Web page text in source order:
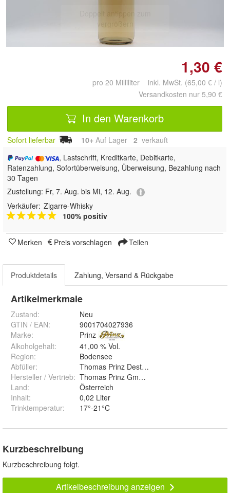
Doppelt antippen zum
1,30 €
pro 20 Milliliter inkl. MwSt. (65,00 € / l)
Versandkosten nur 5,90 €
In den Warenkorb
Sofort lieferbar 10+ Auf Lager 2 verkauft
, Lastschrift, Kreditkarte, Debitkarte,
Ratenzahlung, Sofortüberweisung, Überweisung, Bezahlung nach
30 Tagen
Zustellung: Fr, 7. Aug. bis Mi, 12. Aug.
Verkäufer: Zigarre-Whisky
100% positiv
Merken Preis vorschlagen Teilen
Produktdetails Zahlung, Versand & Rückgabe
Artikelmerkmale
Zustand:
Neu
GTIN / EAN:
9001704027936
Marke:
Prinz
Alkoholgehalt:
41,00 % Vol.
Region:
Bodensee
Abfüller:
Thomas Prinz Destillerie
Hersteller / Vertrieb: Thomas Prinz GmbH, Ziegelbachstrasse 7,
Land:
Österreich
Inhalt:
0,02 Liter
Trinktemperatur: 17°-21°C
Kurzbeschreibung
Kurzbeschreibung folgt.
Artikelbeschreibung anzeigen